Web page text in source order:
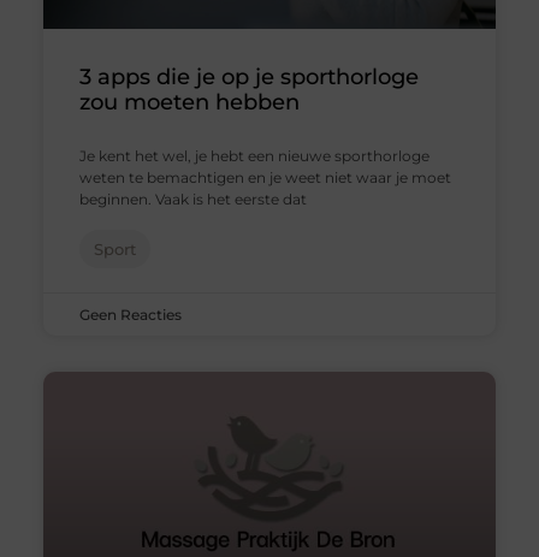
3 apps die je op je sporthorloge
zou moeten hebben
Je kent het wel, je hebt een nieuwe sporthorloge
weten te bemachtigen en je weet niet waar je moet
beginnen. Vaak is het eerste dat
Sport
Geen Reacties